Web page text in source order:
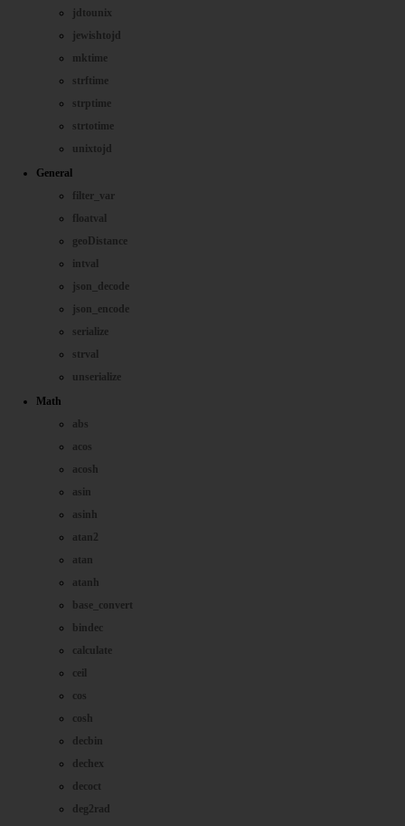
jdtounix
jewishtojd
mktime
strftime
strptime
strtotime
unixtojd
General
filter_var
floatval
geoDistance
intval
json_decode
json_encode
serialize
strval
unserialize
Math
abs
acos
acosh
asin
asinh
atan2
atan
atanh
base_convert
bindec
calculate
ceil
cos
cosh
decbin
dechex
decoct
deg2rad